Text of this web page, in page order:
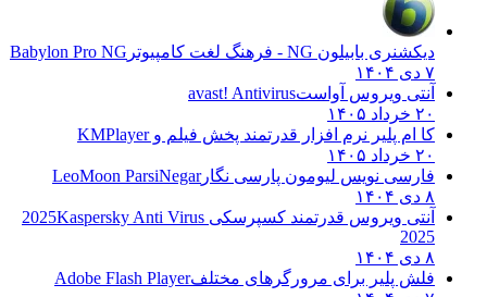
دیکشنری بابیلون NG - فرهنگ لغت کامپیوتر
Babylon Pro NG
آنتی ویروس آواست avast! Antivirus
کا ام پلیر نرم افزار قدرتمند پخش فیلم وKMPlayer
فارسی نویس لیومون پارسی نگار LeoMoon ParsiNegar
آنتی ویروس قدرتمند کسپرسکی 2025Kaspersky Anti Virus
2025
فلش پلیر برای مرورگرهای مختلفAdobe Flash Player